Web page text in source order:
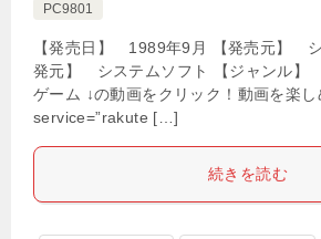
PC9801
【発売日】 1989年9月 【発売元】
発元】 システムソフト 【ジャンル】
ゲーム ↓の動画をクリック！動画を楽
service=”rakute […]
続きを読む